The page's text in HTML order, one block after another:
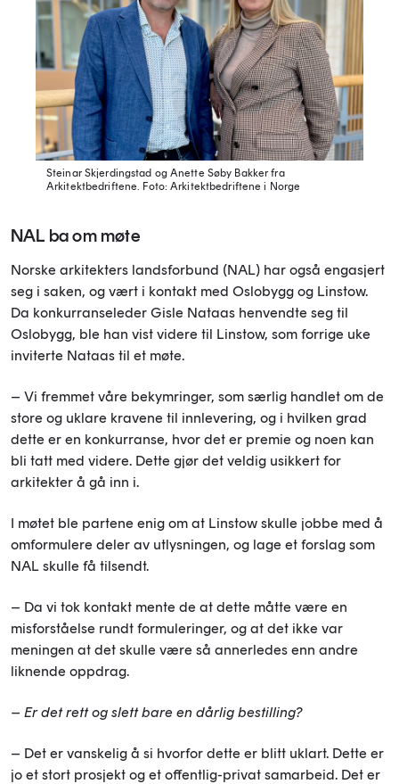
Steinar Skjerdingstad og Anette Søby Bakker fra
Arkitektbedriftene. Foto: Arkitektbedriftene i Norge
NAL ba om møte
Norske arkitekters landsforbund (NAL) har også engasjert
seg i saken, og vært i kontakt med Oslobygg og Linstow.
Da konkurranseleder Gisle Nataas henvendte seg til
Oslobygg, ble han vist videre til Linstow, som forrige uke
inviterte Nataas til et møte.
– Vi fremmet våre bekymringer, som særlig handlet om de
store og uklare kravene til innlevering, og i hvilken grad
dette er en konkurranse, hvor det er premie og noen kan
bli tatt med videre. Dette gjør det veldig usikkert for
arkitekter å gå inn i.
I møtet ble partene enig om at Linstow skulle jobbe med å
omformulere deler av utlysningen, og lage et forslag som
NAL skulle få tilsendt.
– Da vi tok kontakt mente de at dette måtte være en
misforståelse rundt formuleringer, og at det ikke var
meningen at det skulle være så annerledes enn andre
liknende oppdrag.
– Er det rett og slett bare en dårlig bestilling?
– Det er vanskelig å si hvorfor dette er blitt uklart. Dette er
jo et stort prosjekt og et offentlig-privat samarbeid. Det er